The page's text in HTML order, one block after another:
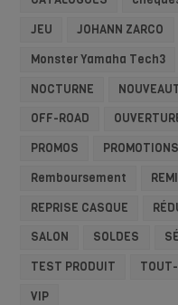
JEU
JOHANN ZARCO
Monster Yamaha Tech3
NOCTURNE
OFF-ROAD
PROMOS
PROMOTIONS
Remboursement
REPRISE CASQUE
SALON
SOLDES
TEST PRODUIT
VIP